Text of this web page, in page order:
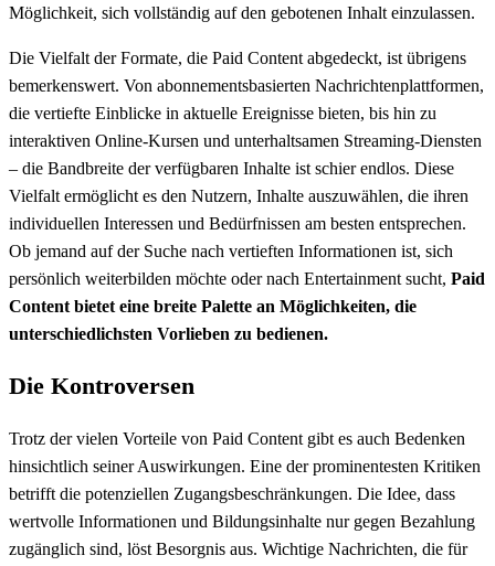
Möglichkeit, sich vollständig auf den gebotenen Inhalt einzulassen.
Die Vielfalt der Formate, die Paid Content abgedeckt, ist übrigens
bemerkenswert. Von abonnementsbasierten Nachrichtenplattformen,
die vertiefte Einblicke in aktuelle Ereignisse bieten, bis hin zu
interaktiven Online-Kursen und unterhaltsamen Streaming-Diensten
– die Bandbreite der verfügbaren Inhalte ist schier endlos. Diese
Vielfalt ermöglicht es den Nutzern, Inhalte auszuwählen, die ihren
individuellen Interessen und Bedürfnissen am besten entsprechen.
Ob jemand auf der Suche nach vertieften Informationen ist, sich
persönlich weiterbilden möchte oder nach Entertainment sucht, Paid
Content bietet eine breite Palette an Möglichkeiten, die
unterschiedlichsten Vorlieben zu bedienen.
Die Kontroversen
Trotz der vielen Vorteile von Paid Content gibt es auch Bedenken
hinsichtlich seiner Auswirkungen. Eine der prominentesten Kritiken
betrifft die potenziellen Zugangsbeschränkungen. Die Idee, dass
wertvolle Informationen und Bildungsinhalte nur gegen Bezahlung
zugänglich sind, löst Besorgnis aus. Wichtige Nachrichten, die für